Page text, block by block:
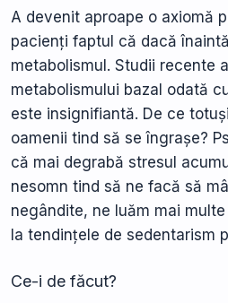
A devenit aproape o axiomă
pacienți faptul că dacă
metabolismul. Studii recente
metabolismului bazal odată
este insignifiantă. De ce
oamenii tind să se îngrașe?
că mai degrabă stresul
nesomn tind să ne facă să
negândite, ne luăm mai
la tendințele de sedentarism
Ce-i de făcut?